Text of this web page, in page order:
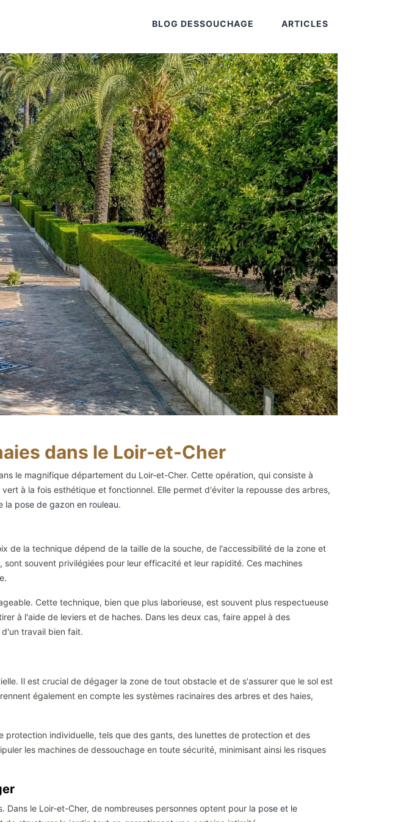
BLOG DESSOUCHAGE ARTICLES
dans le Loir-et-Cher
le magnifique département du Loir-et-Cher. Cette opération, qui consiste à
à la fois esthétique et fonctionnel. Elle permet d'éviter la repousse des arbres,
la pose de gazon en rouleau.
de la technique dépend de la taille de la souche, de l'accessibilité de la zone et
souvent privilégiées pour leur efficacité et leur rapidité. Ces machines
Cette technique, bien que plus laborieuse, est souvent plus respectueuse
à l'aide de leviers et de haches. Dans les deux cas, faire appel à des
travail bien fait.
Il est crucial de dégager la zone de tout obstacle et de s'assurer que le sol est
également en compte les systèmes racinaires des arbres et des haies,
individuelle, tels que des gants, des lunettes de protection et des
les machines de dessouchage en toute sécurité, minimisant ainsi les risques
le Loir-et-Cher, de nombreuses personnes optent pour la pose et le